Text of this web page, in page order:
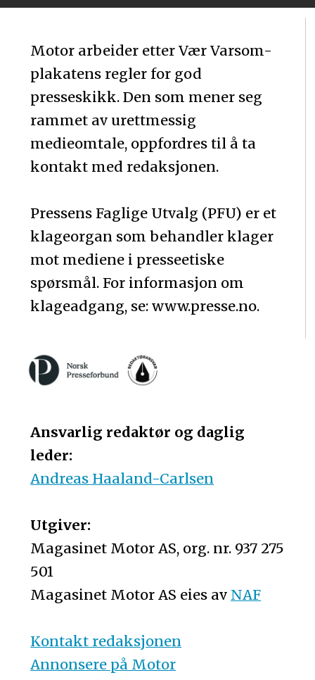
Motor arbeider etter Vær Varsom-
plakatens regler for god
presseskikk. Den som mener seg
rammet av urettmessig
medieomtale, oppfordres til å ta
kontakt med redaksjonen.
Pressens Faglige Utvalg (PFU) er et
klageorgan som behandler klager
mot mediene i presseetiske
spørsmål. For informasjon om
klageadgang, se: www.presse.no.
Ansvarlig redaktør og daglig
leder:
Andreas Haaland-Carlsen
Utgiver:
Magasinet Motor AS, org. nr. 937 275
501
Magasinet Motor AS eies av NAF
Kontakt redaksjonen
Annonsere på Motor